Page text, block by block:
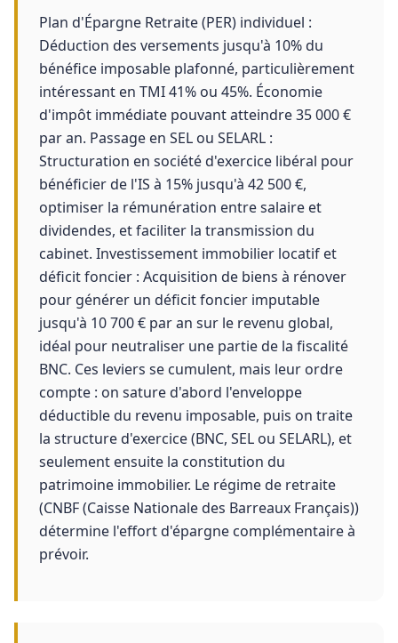
Plan d'Épargne Retraite (PER) individuel :
Déduction des versements jusqu'à 10% du
bénéfice imposable plafonné, particulièrement
intéressant en TMI 41% ou 45%. Économie
d'impôt immédiate pouvant atteindre 35 000 €
par an. Passage en SEL ou SELARL :
Structuration en société d'exercice libéral pour
bénéficier de l'IS à 15% jusqu'à 42 500 €,
optimiser la rémunération entre salaire et
dividendes, et faciliter la transmission du
cabinet. Investissement immobilier locatif et
déficit foncier : Acquisition de biens à rénover
pour générer un déficit foncier imputable
jusqu'à 10 700 € par an sur le revenu global,
idéal pour neutraliser une partie de la fiscalité
BNC. Ces leviers se cumulent, mais leur ordre
compte : on sature d'abord l'enveloppe
déductible du revenu imposable, puis on traite
la structure d'exercice (BNC, SEL ou SELARL), et
seulement ensuite la constitution du
patrimoine immobilier. Le régime de retraite
(CNBF (Caisse Nationale des Barreaux Français))
détermine l'effort d'épargne complémentaire à
prévoir.